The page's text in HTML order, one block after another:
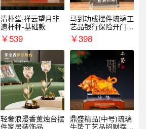
清朴堂·祥云望月非
遗杆秤-基础款
￥539
马到功成摆件琉璃工
艺品银行保险开门红
周年庆典伴手礼表彰
礼品
￥398
轻奢浪漫香薰烛台摆
件家居装饰品
鼎盛精品(中号)琉璃
牛势工艺品招财摆件